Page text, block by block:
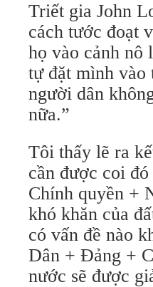
Triết gia John
cách tước đoạt
họ vào cảnh nô
tự đặt mình vào
người dân
nữa.”
Tôi thấy lẽ ra
cần được coi
Chính quyền +
khó khăn của
có vấn đề nào
Dân + Đảng +
nước sẽ được